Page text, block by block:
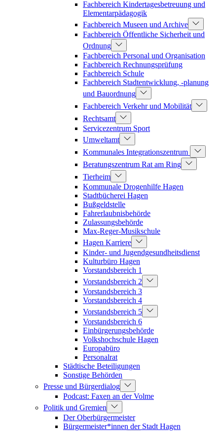
Fachbereich Kindertagesbetreuung und
Elementarpädagogik
Fachbereich Museen und Archive
Fachbereich Öffentliche Sicherheit und
Ordnung
Fachbereich Personal und Organisation
Fachbereich Rechnungsprüfung
Fachbereich Schule
Fachbereich Stadtentwicklung, -planung
und Bauordnung
Fachbereich Verkehr und Mobilität
Rechtsamt
Servicezentrum Sport
Umweltamt
Kommunales Integrationszentrum
Beratungszentrum Rat am Ring
Tierheim
Kommunale Drogenhilfe Hagen
Stadtbücherei Hagen
Bußgeldstelle
Fahrerlaubnisbehörde
Zulassungsbehörde
Max-Reger-Musikschule
Hagen Karriere
Kinder- und Jugendgesundheitsdienst
Kulturbüro Hagen
Vorstandsbereich 1
Vorstandsbereich 2
Vorstandsbereich 3
Vorstandsbereich 4
Vorstandsbereich 5
Vorstandsbereich 6
Einbürgerungsbehörde
Volkshochschule Hagen
Europabüro
Personalrat
Städtische Beteiligungen
Sonstige Behörden
Presse und Bürgerdialog
Podcast: Faxen an der Volme
Politik und Gremien
Der Oberbürgermeister
Bürgermeister*innen der Stadt Hagen